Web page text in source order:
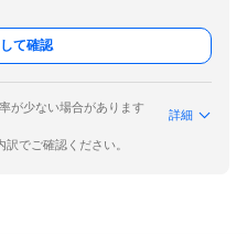
て確認
が少ない場合があります
詳細
でご確認ください。